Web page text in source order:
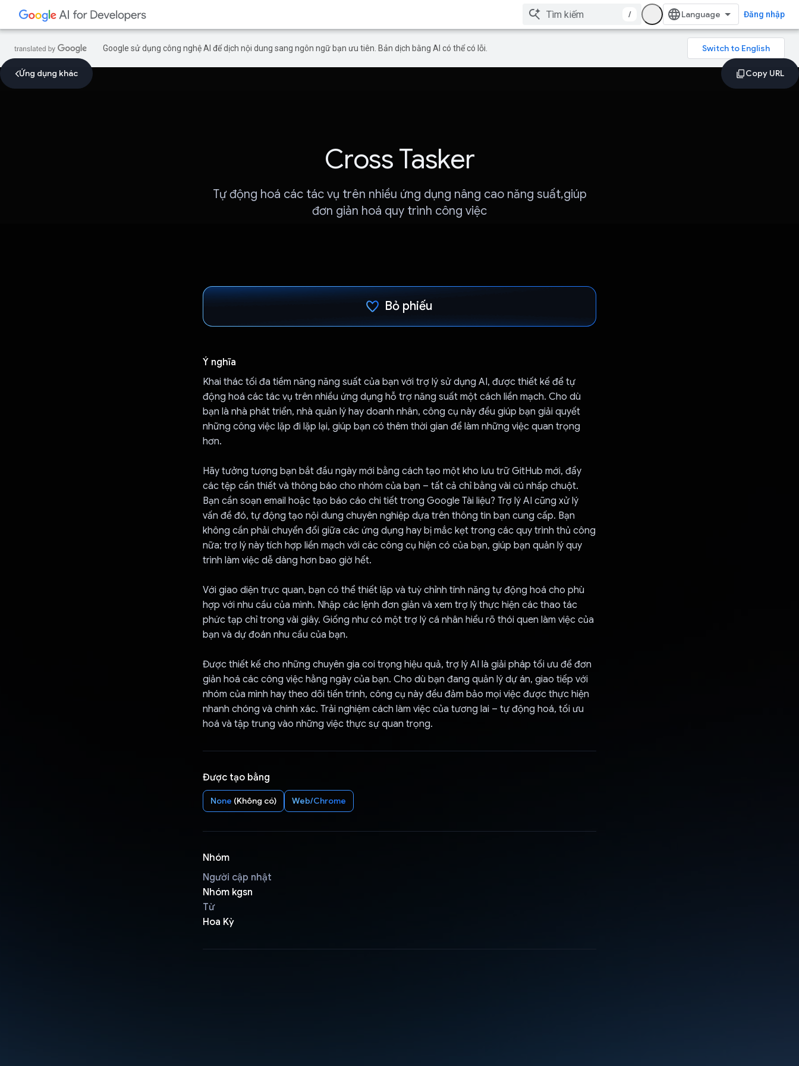
/ Đăng nhập
Google sử dụng công nghệ AI để dịch nội dung sang ngôn ngữ bạn ưu tiên. Bản dịch bằng AI có thể có lỗi.
Ứng dụng khác
Cross Tasker
Tự động hoá các tác vụ trên nhiều ứng dụng nâng cao năng suất,giúp
đơn giản hoá quy trình công việc
Bỏ phiếu
Ý nghĩa
Khai thác tối đa tiềm năng năng suất của bạn với trợ lý sử dụng AI, được thiết kế để tự
động hoá các tác vụ trên nhiều ứng dụng hỗ trợ năng suất một cách liền mạch. Cho dù
bạn là nhà phát triển, nhà quản lý hay doanh nhân, công cụ này đều giúp bạn giải quyết
những công việc lặp đi lặp lại, giúp bạn có thêm thời gian để làm những việc quan trọng
hơn.
Hãy tưởng tượng bạn bắt đầu ngày mới bằng cách tạo một kho lưu trữ GitHub mới, đẩy
các tệp cần thiết và thông báo cho nhóm của bạn – tất cả chỉ bằng vài cú nhấp chuột.
Bạn cần soạn email hoặc tạo báo cáo chi tiết trong Google Tài liệu? Trợ lý AI cũng xử lý
vấn đề đó, tự động tạo nội dung chuyên nghiệp dựa trên thông tin bạn cung cấp. Bạn
không cần phải chuyển đổi giữa các ứng dụng hay bị mắc kẹt trong các quy trình thủ công
nữa; trợ lý này tích hợp liền mạch với các công cụ hiện có của bạn, giúp bạn quản lý quy
trình làm việc dễ dàng hơn bao giờ hết.
Với giao diện trực quan, bạn có thể thiết lập và tuỳ chỉnh tính năng tự động hoá cho phù
hợp với nhu cầu của mình. Nhập các lệnh đơn giản và xem trợ lý thực hiện các thao tác
phức tạp chỉ trong vài giây. Giống như có một trợ lý cá nhân hiểu rõ thói quen làm việc của
bạn và dự đoán nhu cầu của bạn.
Được thiết kế cho những chuyên gia coi trọng hiệu quả, trợ lý AI là giải pháp tối ưu để đơn
giản hoá các công việc hằng ngày của bạn. Cho dù bạn đang quản lý dự án, giao tiếp với
nhóm của mình hay theo dõi tiến trình, công cụ này đều đảm bảo mọi việc được thực hiện
nhanh chóng và chính xác. Trải nghiệm cách làm việc của tương lai – tự động hoá, tối ưu
hoá và tập trung vào những việc thực sự quan trọng.
Được tạo bằng
None (Không có) Web/Chrome
Nhóm
Người cập nhật
Nhóm kgsn
Từ
Hoa Kỳ